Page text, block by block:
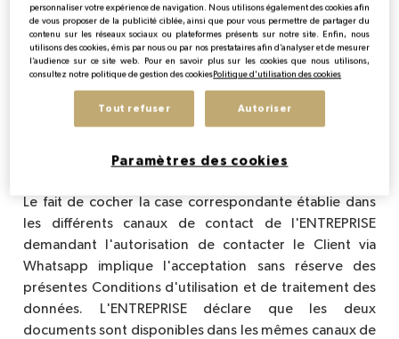
la SOCIÉTÉ) et vous-même (ci-après dénommé le
Client), lors de l'utilisation de l'application Whatsapp en
tant que canal de contact afin que la SOCIÉTÉ puisse
vous fournir les informations demandées,
conformément à votre consentement, dans le cadre de
l'utilisation de ladite application.
2) Acceptation de l'utilisateur
Le fait de cocher la case correspondante établie dans
les différents canaux de contact de l'ENTREPRISE
demandant l'autorisation de contacter le Client via
Whatsapp implique l'acceptation sans réserve des
présentes Conditions d'utilisation et de traitement des
données. L'ENTREPRISE déclare que les deux
documents sont disponibles dans les mêmes canaux de
personnaliser votre expérience de navigation. Nous utilisons également des cookies afin
de vous proposer de la publicité ciblée, ainsi que pour vous permettre de partager du
contenu sur les réseaux sociaux ou plateformes présents sur notre site. Enfin, nous
utilisons des cookies, émis par nous ou par nos prestataires afin d’analyser et de mesurer
l’audience sur ce site web. Pour en savoir plus sur les cookies que nous utilisons,
consultez notre politique de gestion des cookiesPolitique d'utilisation des cookies
Tout refuser Autoriser
Paramètres des cookies